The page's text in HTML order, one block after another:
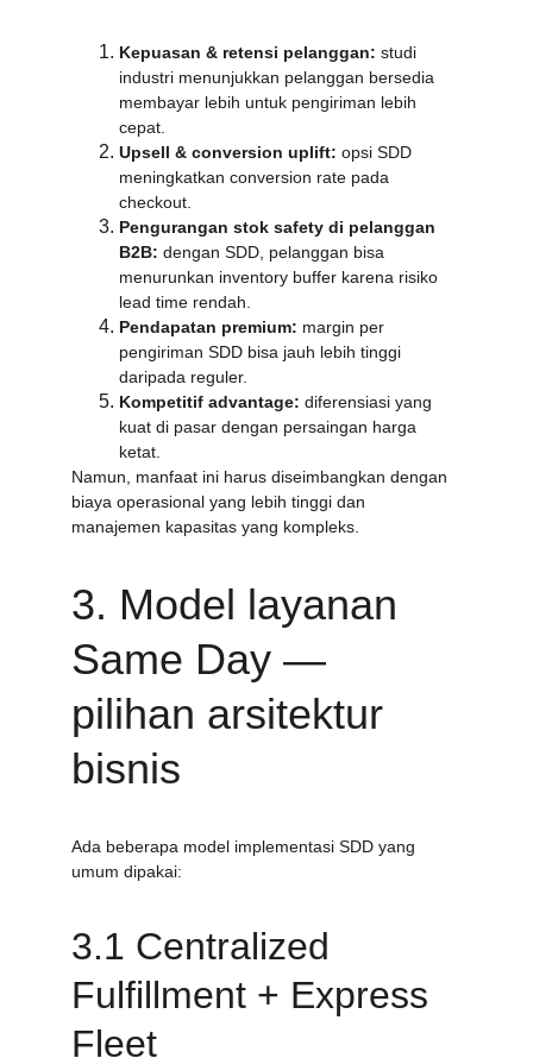
Kepuasan & retensi pelanggan: studi
industri menunjukkan pelanggan bersedia
membayar lebih untuk pengiriman lebih
cepat.
Upsell & conversion uplift: opsi SDD
meningkatkan conversion rate pada
checkout.
Pengurangan stok safety di pelanggan
B2B: dengan SDD, pelanggan bisa
menurunkan inventory buffer karena risiko
lead time rendah.
Pendapatan premium: margin per
pengiriman SDD bisa jauh lebih tinggi
daripada reguler.
Kompetitif advantage: diferensiasi yang
kuat di pasar dengan persaingan harga
ketat.
Namun, manfaat ini harus diseimbangkan dengan
biaya operasional yang lebih tinggi dan
manajemen kapasitas yang kompleks.
3. Model layanan
Same Day —
pilihan arsitektur
bisnis
Ada beberapa model implementasi SDD yang
umum dipakai:
3.1 Centralized
Fulfillment + Express
Fleet